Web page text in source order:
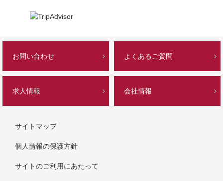
お問い合わせ よくあるご質問
求人情報 会社情報
サイトマップ
個人情報の保護方針
サイトのご利用にあたって